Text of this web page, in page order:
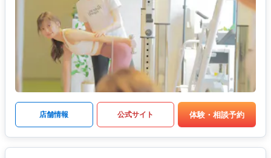
店舗情報 公式サイト 体験・相談予約